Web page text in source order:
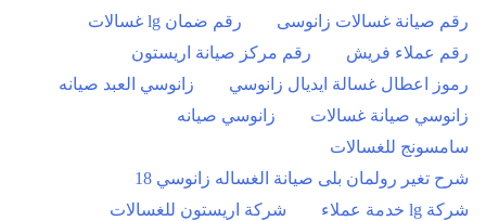
رقم صيانة غسالات زانوسى
رقم ضمان lg غسالات
رقم عملاء فريش
رقم مركز صيانة اريستون
رموز اعطال غسالة ايديال زانوسي
زانوسي العبد صيانه
زانوسي صيانة غسالات
زانوسي صيانه
سامسونج للغسالات
شرح تغير رولمان بلى صيانة الغساله زانوسي 18
شركة lg خدمة عملاء
شركة اريستون للغسالات